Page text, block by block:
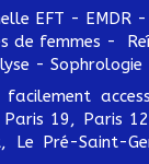
EFT - EMDR
de femmes -
- Sophrologie
19, Paris
Le Pré-Saint-